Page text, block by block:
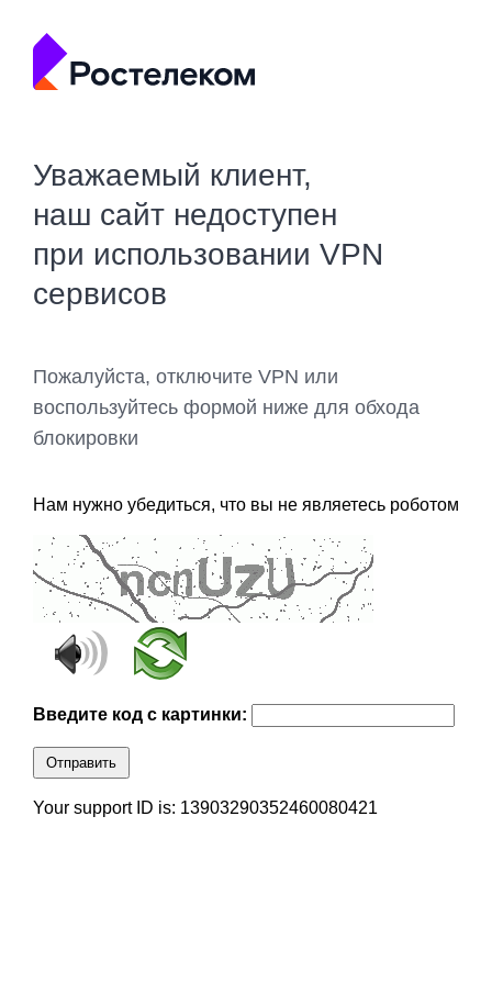
Уважаемый клиент,
наш сайт недоступен
при использовании VPN
сервисов
Пожалуйста, отключите VPN или
воспользуйтесь формой ниже для обхода
блокировки
Нам нужно убедиться, что вы не являетесь роботом
Введите код с картинки:
Отправить
Your support ID is: 13903290352460080421